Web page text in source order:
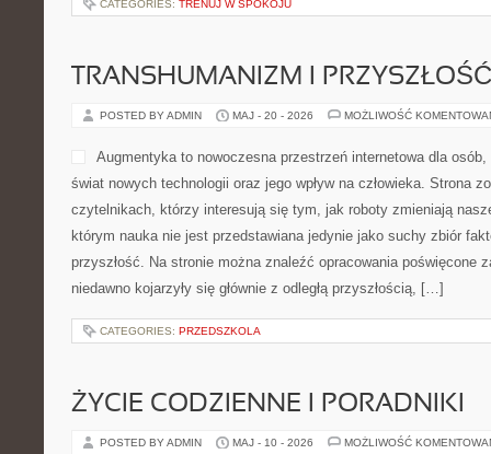
CATEGORIES: TRENUJ W SPOKOJU
TRANSHUMANIZM I
POSTED BY ADMIN MAJ - 20 - 2026 MOŻLIWOŚĆ
Augmentyka to nowoczesna przestrzeń internetowa dla
świat nowych technologii oraz jego wpływ na człowieka. Strona
czytelnikach, którzy interesują się tym, jak roboty zmieniają
którym nauka nie jest przedstawiana jedynie jako suchy zbiór
przyszłość. Na stronie można znaleźć opracowania poświęcone
niedawno kojarzyły się głównie z odległą przyszłością, […]
CATEGORIES: PRZEDSZKOLA
ŻYCIE CODZIENNE I PORADNIKI
POSTED BY ADMIN MAJ - 10 - 2026 MOŻLIWOŚĆ